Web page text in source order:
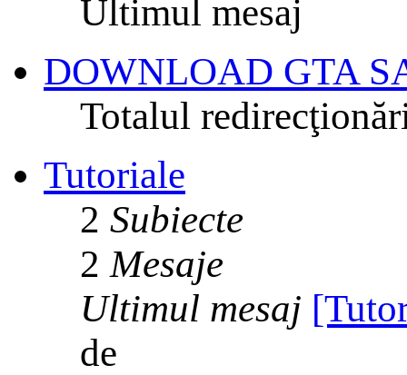
Ultimul mesaj
DOWNLOAD GTA
Totalul
Tutoriale
2 Subiecte
2 Mesaje
Ultimul mesaj
de